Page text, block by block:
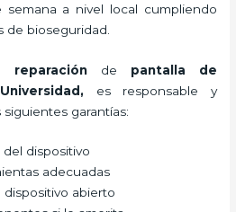
semana a nivel local cumpliendo
de bioseguridad.
reparación de
pantalla de
es responsable y
garantías:
dispositivo
adecuadas
abierto